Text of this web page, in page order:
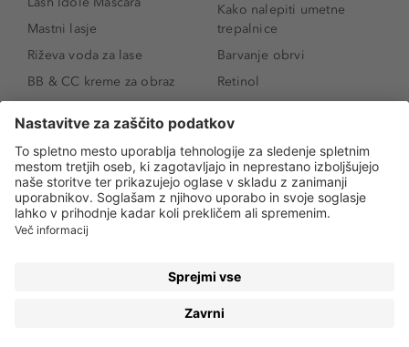
Mastni lasje
Riževa voda za lase
BB & CC kreme za obraz
SPF 30
Senčila za oči
Tekoči puder
Ličenje povešenih vek
Kako povečati oči
Kako nalepiti umetne
trepalnice
Barvanje obrvi
Retinol
Niacinamid
Rozacea
Salicilna kislina